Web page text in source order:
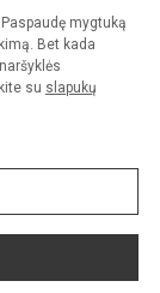
mygtuką
Bet kada
su slapukų
saugomos.
draudžiama.